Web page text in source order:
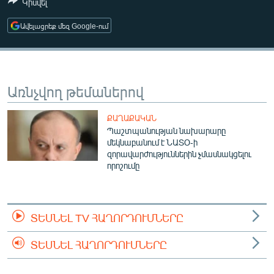
ՄԻՋԱԶԳԱՅԻՆ
ՄՇԱԿՈՒՅԹ
ՍՊՈՐՏ
ՏՏ ԵՒ ԻՆՏԵՐՆԵՏ
ԿՈՐՈՆԱՎԻՐՈՒՍ
ԱՐԽԻՎ
ՏԵՍԱՆՅՈՒԹԵՐ
ՁԳՏԵԼՈՎ ԼԱՎԱԳՈՒՅՆԻՆ
ՓՈԴՔԱՍԹ
Հայերեն
Կիսվել
Ավելացրեք մեզ Google-ում
Առնչվող թեմաներով
ՔԱՂԱՔԱԿԱՆ
Պաշտպանության նախարարը
մեկնաբանում է ՆԱՏՕ-ի
զորավարժություններին չմասնակցելու
որոշումը
ՏԵՍՆԵԼ TV ՀԱՂՈՐԴՈՒՄՆԵՐԸ
ՏԵՍՆԵԼ ՀԱՂՈՐԴՈՒՄՆԵՐԸ